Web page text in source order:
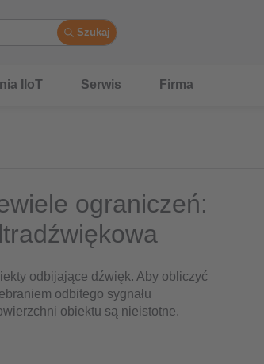
Szukaj
IIoT Serwis Firma
ograniczeń:
odbijające dźwięk. Aby obliczyć
odbitego sygnału
obiektu są nieistotne.